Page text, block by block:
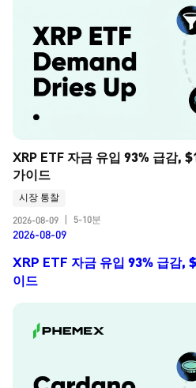
XRP ETF 자금 유입 93% 급감,
가이드
시장 통찰
2026-08-09
5-10분
2026-08-09
XRP ETF 자금 유입 93% 급감,
이드